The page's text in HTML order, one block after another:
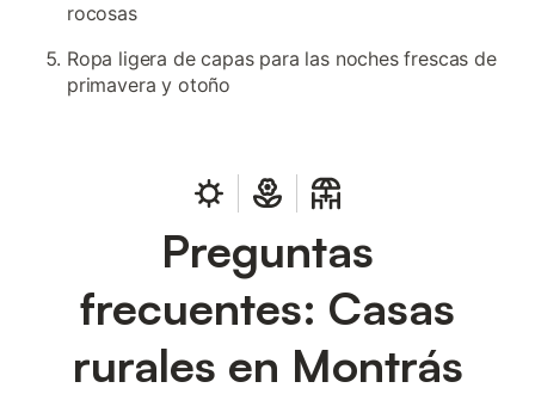
rocosas
Ropa ligera de capas para las noches frescas de
primavera y otoño
Preguntas
frecuentes: Casas
rurales en Montrás